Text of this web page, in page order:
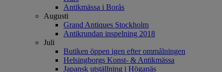
Antikmässa i Borås
Augusti
Grand Antiques Stockholm
Antikrundan inspelning 2018
Juli
Butiken öppen igen efter ommålningen
Helsingborgs Konst- & Antikmässa
Japansk utställning i Höganäs